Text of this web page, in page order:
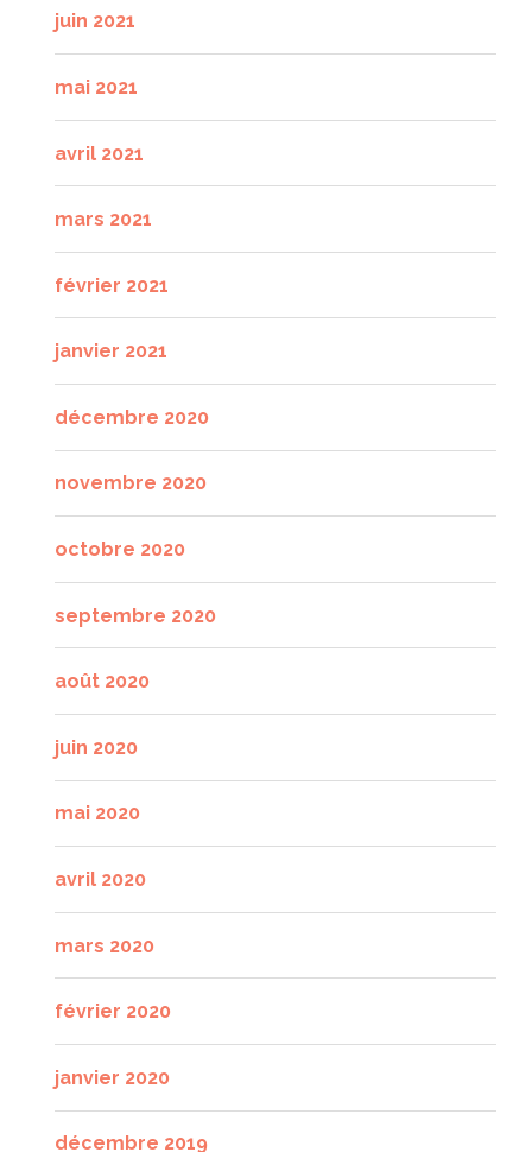
juin 2021
mai 2021
avril 2021
mars 2021
février 2021
janvier 2021
décembre 2020
novembre 2020
octobre 2020
septembre 2020
août 2020
juin 2020
mai 2020
avril 2020
mars 2020
février 2020
janvier 2020
décembre 2019